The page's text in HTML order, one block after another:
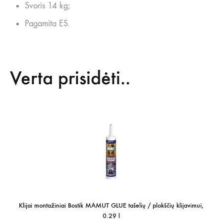
Svoris 14 kg;
Pagamita ES.
Verta prisidėti..
Klijai montažiniai Bostik MAMUT GLUE tašelių / plokščių klijavimui,
0.29 l